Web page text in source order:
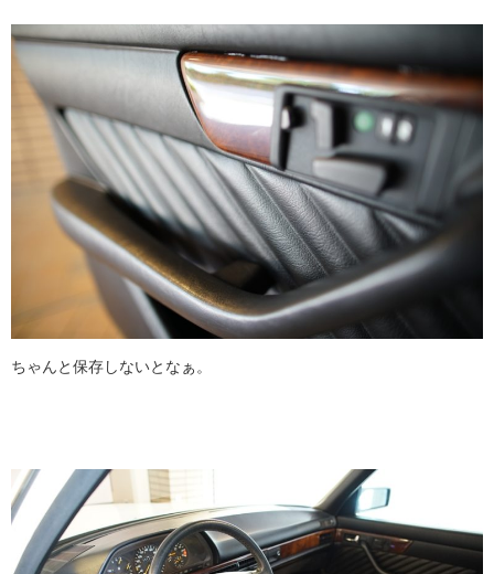
ちゃんと保存しないとなぁ。